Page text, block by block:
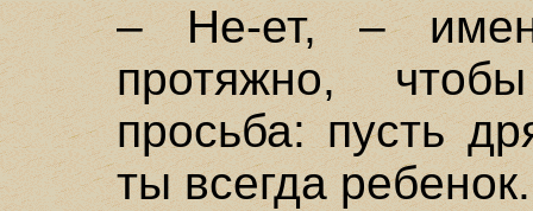
– Не-ет, –
протяжно,
просьба: пусть
ты всегда ребенок.